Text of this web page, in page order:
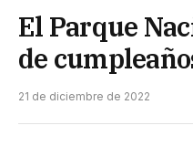
El Parque
de
21 de diciembre de 2022